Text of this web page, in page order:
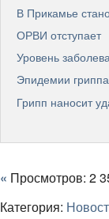
В Прикамье
ОРВИ отступает
Уровень
Эпидемии
Грипп наносит
« Просмотров: 2
Категория: